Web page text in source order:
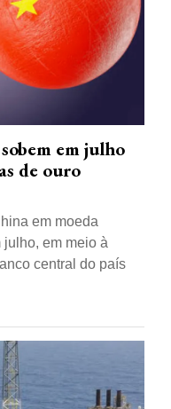
em julho
de ouro
em moeda
em meio à
central do país